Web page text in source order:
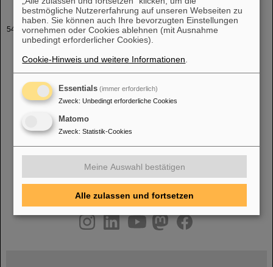
Unsere Lieblingsbilder
großformatige Fotoabzüge zu sehen. Die Ausstellung war auch für
die Öffentlichkeit zugänglich. Platz
© Foto: T. Ernsting, HA
Hessen Agentur FOPI-Detektor Für die Hochenergieforschung mit
dem Teilchenb
.... 49
....
instagramlinkedin youtubehelmholtz.socialfacebook
bestmögliche Nutzererfahrung auf unseren Webseiten zu
haben. Sie können auch Ihre bevorzugten Einstellungen
vornehmen oder Cookies ablehnen (mit Ausnahme
unbedingt erforderlicher Cookies).
Cookie-Hinweis und weitere Informationen
Essentials (immer erforderlich)
Zweck: Unbedingt erforderliche Cookies
Matomo
Zweck: Statistik-Cookies
Meine Auswahl bestätigen
Alle zulassen und fortsetzen